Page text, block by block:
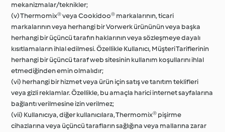
mekanizmalar/teknikler;
(v) Thermomix® veya Cookidoo® markalarının, ticari
markalarının veya herhangi bir Vorwerk ürününün veya başka
herhangi bir üçüncü tarafın haklarının veya sözleşmeye dayalı
kısıtlamaların ihlal edilmesi. Özellikle Kullanıcı, Müşteri Tariflerinin
herhangi bir üçüncü taraf web sitesinin kullanım koşullarını ihlal
etmediğinden emin olmalıdır;
(vi) herhangi bir hizmet veya ürün için satış ve tanıtım teklifleri
veya gizli reklamlar. Özellikle, bu amaçla harici internet sayfalarına
bağlantı verilmesine izin verilmez;
(vii) Kullanıcıya, diğer kullanıcılara, Thermomix® pişirme
cihazlarına veya üçüncü tarafların sağlığına veya mallarına zarar